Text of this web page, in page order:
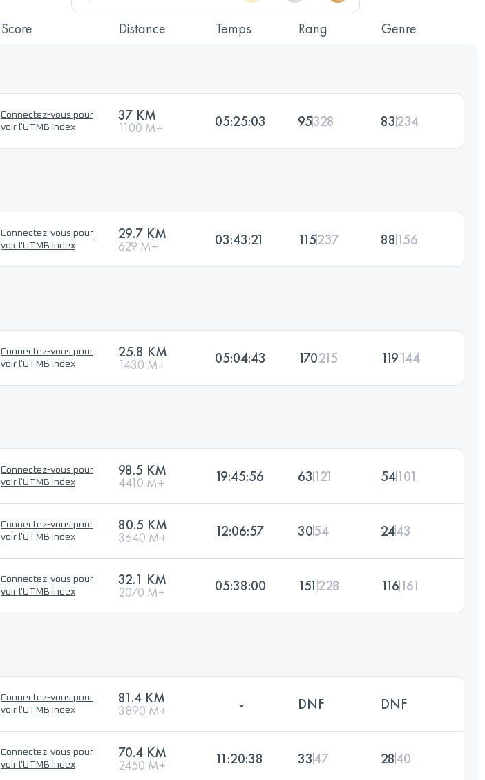
Score Distance Temps Rang Genre
Connectez-vous pour
voir l'UTMB Index
37 KM
1100 M+ 05:25:03 95328 83234
Connectez-vous pour
voir l'UTMB Index
29.7 KM
629 M+ 03:43:21 115237 88 156
Connectez-vous pour
voir l'UTMB Index
25.8 KM
1430 M+ 05:04:43 170215 119144
Connectez-vous pour
voir l'UTMB Index
98.5 KM
4410 M+ 19:45:56 63 121 54101
Connectez-vous pour
voir l'UTMB Index
80.5 KM
3640 M+ 12:06:57 3054 2443
Connectez-vous pour
voir l'UTMB Index
32.1 KM
2070 M+ 05:38:00 151 228 116161
Connectez-vous pour
voir l'UTMB Index
81.4 KM
3890 M+ - DNF DNF
Connectez-vous pour
voir l'UTMB Index
70.4 KM
2450 M+ 11:20:38 3347 2840